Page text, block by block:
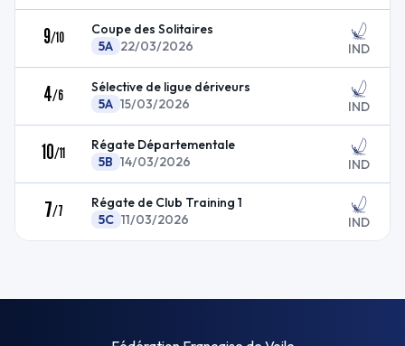
9/10
Coupe des Solitaires
5A 22/03/2026 IND
4/6
Sélective de ligue dériveurs
5A 15/03/2026 IND
10/11
Régate Départementale
5B 14/03/2026 IND
7/7
Régate de Club Training 1
5C 11/03/2026 IND